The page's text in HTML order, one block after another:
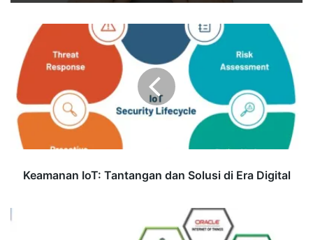
Keamanan
Tantangan
dan
Solusi
di
Era
Digital
Keamanan IoT: Tantangan dan Solusi di Era Digital